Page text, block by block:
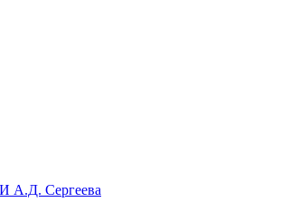
Сергеева